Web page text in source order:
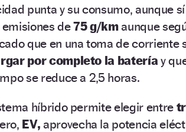
punta y su consumo, aunque
emisiones de75 g/kmaunque
que en una toma de corriente
por completo la batería y
se reduce a 2,5 horas.
híbrido permite elegir entre
EV, aprovecha la potencia